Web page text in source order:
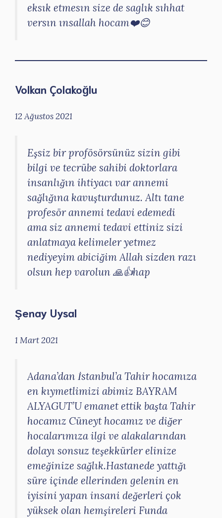
eksık etmesın size de saglık sıhhat
versın ınsallah hocam❤️😊
Volkan Çolakoğlu
12 Ağustos 2021
Eşsiz bir profösörsünüz sizin gibi
bilgi ve tecrübe sahibi doktorlara
insanlığın ihtiyacı var annemi
sağlığına kavuşturdunuz. Altı tane
profesör annemi tedavi edemedi
ama siz annemi tedavi ettiniz sizi
anlatmaya kelimeler yetmez
nediyeyim abiciğim Allah sizden razı
olsun hep varolun 🙏👍hap
Şenay Uysal
1 Mart 2021
Adana’dan İstanbul’a Tahir hocamıza
en kıymetlimizi abimiz BAYRAM
ALYAGUT’U emanet ettik başta Tahir
hocamız Cüneyt hocamız ve diğer
hocalarımıza ilgi ve alakalarından
dolayı sonsuz teşekkürler elinize
emeğinize sağlık.Hastanede yattığı
süre içinde ellerinden gelenin en
iyisini yapan insani değerleri çok
yüksek olan hemşireleri Funda